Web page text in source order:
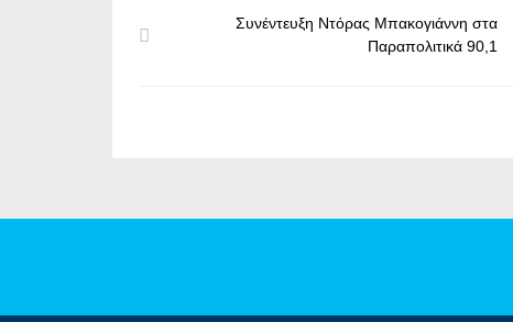
Συνέντευξη Ντόρας Μπακογιάννη στα
Παραπολιτικά 90,1